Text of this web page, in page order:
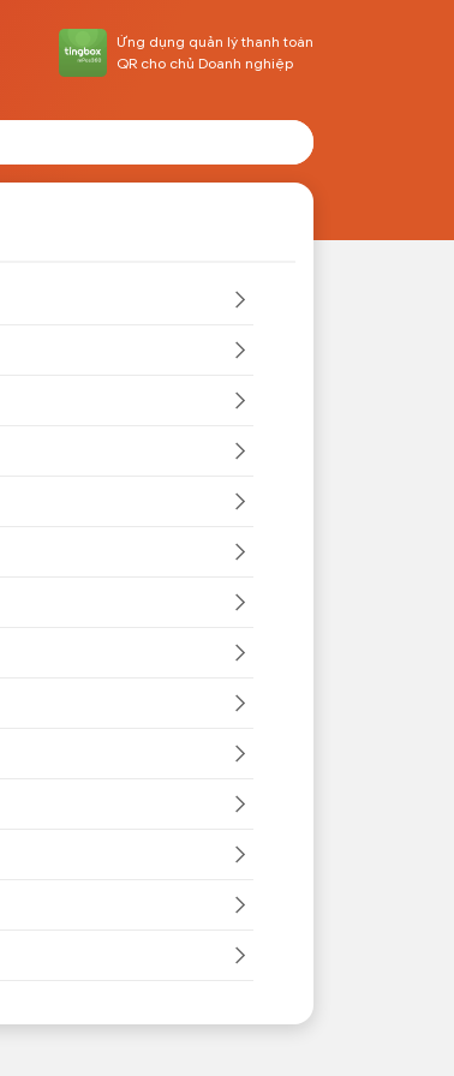
Ứng dụng quản lý thanh toán
QR cho chủ Doanh nghiệp